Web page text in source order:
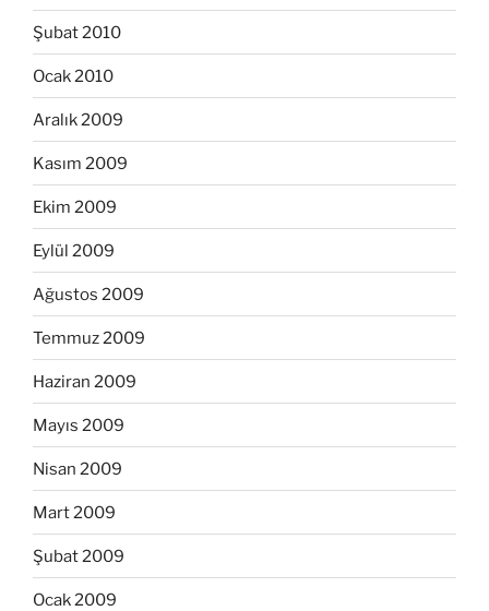
Şubat 2010
Ocak 2010
Aralık 2009
Kasım 2009
Ekim 2009
Eylül 2009
Ağustos 2009
Temmuz 2009
Haziran 2009
Mayıs 2009
Nisan 2009
Mart 2009
Şubat 2009
Ocak 2009